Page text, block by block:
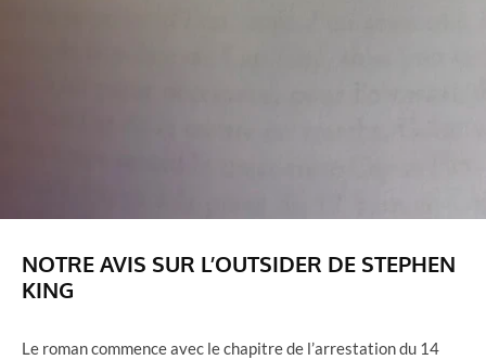
NOTRE AVIS SUR L’OUTSIDER DE STEPHEN
KING
Le roman commence avec le chapitre de l’arrestation du 14